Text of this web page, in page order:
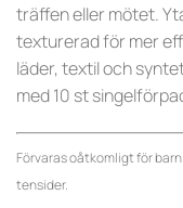
träffen eller mötet.
texturerad för mer
läder, textil och
med 10 st
Förvaras oåtkomligt för
tensider.